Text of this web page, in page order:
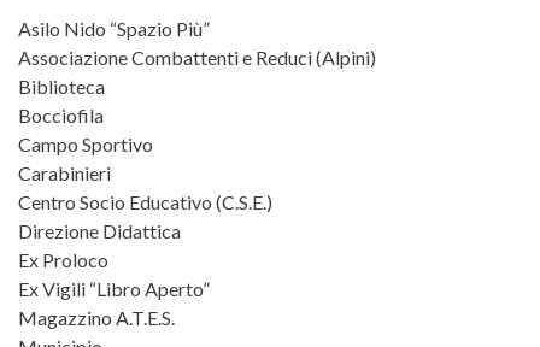
Asilo Nido “Spazio Più”
Associazione Combattenti e Reduci (Alpini)
Biblioteca
Bocciofila
Campo Sportivo
Carabinieri
Centro Socio Educativo (C.S.E.)
Direzione Didattica
Ex Proloco
Ex Vigili “Libro Aperto”
Magazzino A.T.E.S.